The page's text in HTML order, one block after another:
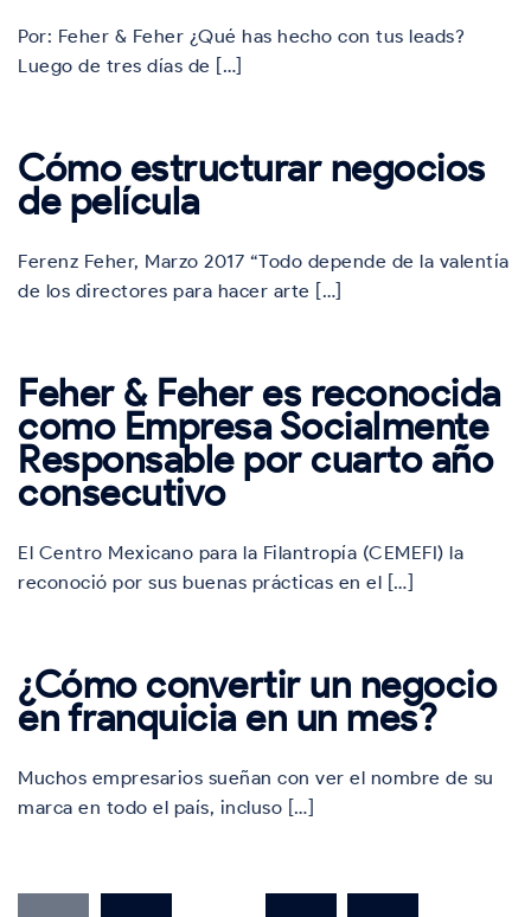
Por: Feher & Feher ¿Qué has hecho con tus leads?
Luego de tres días de […]
Cómo estructurar negocios
de película
Ferenz Feher, Marzo 2017 “Todo depende de la valentía
de los directores para hacer arte […]
Feher & Feher es reconocida
como Empresa Socialmente
Responsable por cuarto año
consecutivo
El Centro Mexicano para la Filantropía (CEMEFI) la
reconoció por sus buenas prácticas en el […]
¿Cómo convertir un negocio
en franquicia en un mes?
Muchos empresarios sueñan con ver el nombre de su
marca en todo el país, incluso […]
Paginación